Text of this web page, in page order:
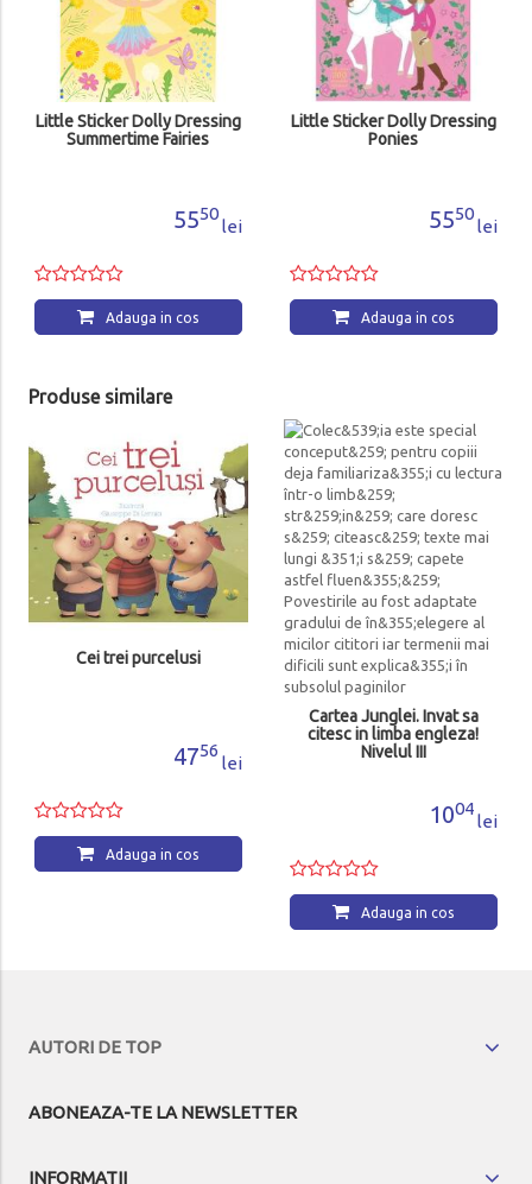
Little Sticker Dolly Dressing
Summertime Fairies
5550
lei
Adauga in cos
Little Sticker Dolly Dressing
Ponies
5550
lei
Adauga in cos
Produse similare
Cei trei purcelusi
4756
lei
Adauga in cos
Cartea Junglei. Invat sa
citesc in limba engleza!
Nivelul III
1004
lei
Adauga in cos
AUTORI DE TOP
ABONEAZA-TE LA NEWSLETTER
INFORMATII